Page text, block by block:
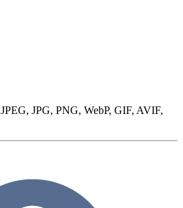
JPEG, JPG, PNG, WebP, GIF, AVIF,